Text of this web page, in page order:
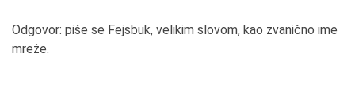
Odgovor: piše se Fejsbuk, velikim slovom, kao zvanično ime
mreže.